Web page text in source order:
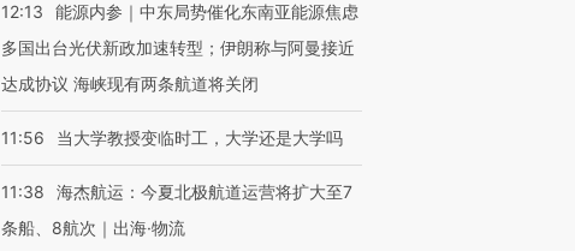
12:13
能源内参｜中东局势催化东南亚能源焦虑
多国出台光伏新政加速转型；伊朗称与阿曼接近
达成协议 海峡现有两条航道将关闭
11:56 当大学教授变临时工，大学还是大学吗
11:38
海杰航运：今夏北极航道运营将扩大至7
条船、8航次｜出海·物流